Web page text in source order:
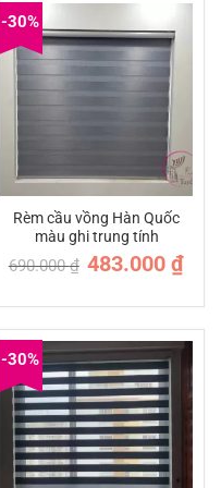
-30%
Rèm cầu vồng Hàn Quốc
màu ghi trung tính
690.000₫ Giá
gốc
483.000₫Giá
-30%